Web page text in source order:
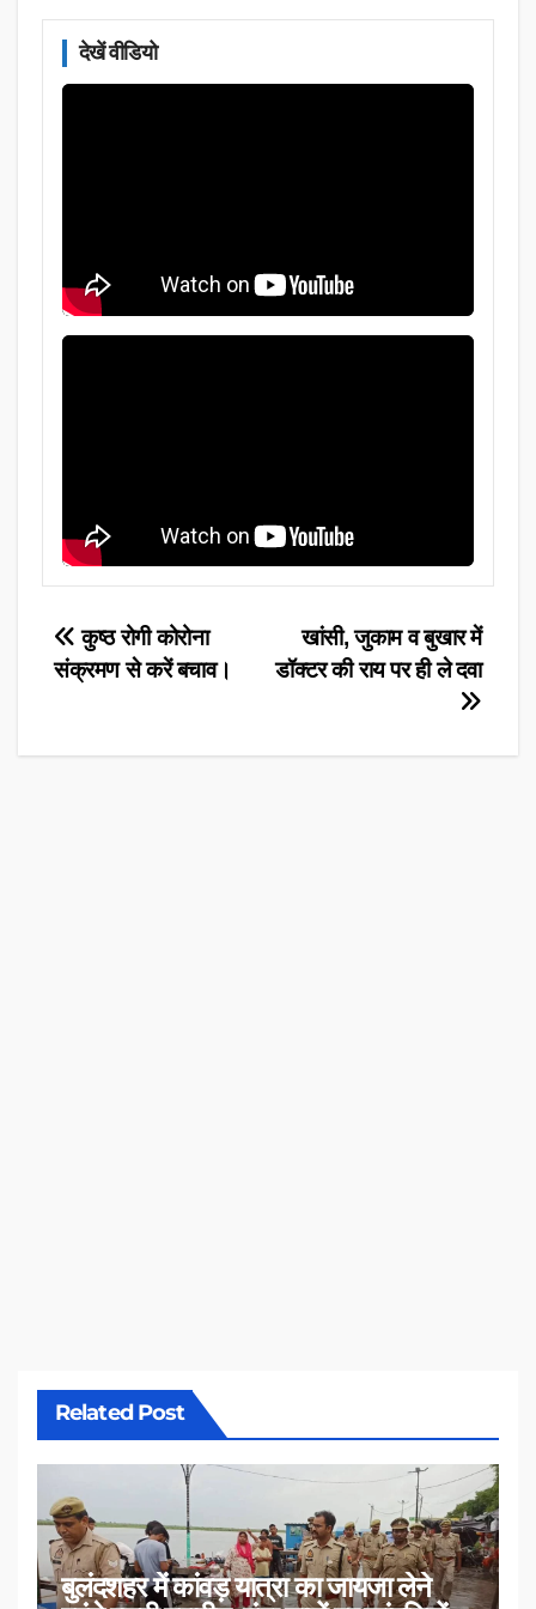
देखें वीडियो
Post
navigation
खांसी, जुकाम व बुखार में
डॉक्टर की राय पर ही ले दवा
कुष्ठ रोगी कोरोना
संक्रमण से करें बचाव।
Related Post
बुलंदशहर में कांवड़ यात्रा का जायजा लेने